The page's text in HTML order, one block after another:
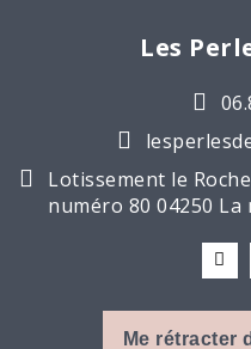
Les
Lotissement le
numéro 80 04250 La
Me rétracter